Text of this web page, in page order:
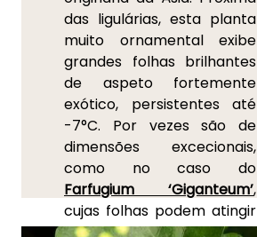
das ligulárias, esta planta
muito ornamental exibe
grandes folhas brilhantes
de aspeto fortemente
exótico, persistentes até
-7°C. Por vezes são de
dimensões excecionais,
como no caso do
Farfugium ‘Giganteum’,
cujas folhas podem atingir
45 cm de largura. Uma